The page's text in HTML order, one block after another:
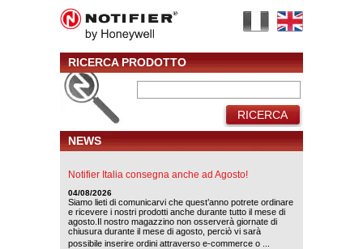
RICERCA PRODOTTO
RICERCA
NEWS
Notifier Italia consegna anche ad Agosto!
04/08/2026
Siamo lieti di comunicarvi che quest’anno potrete ordinare
e ricevere i nostri prodotti anche durante tutto il mese di
agosto.Il nostro magazzino non osserverà giornate di
chiusura durante il mese di agosto, perciò vi sarà
possibile inserire ordini attraverso e-commerce o ...